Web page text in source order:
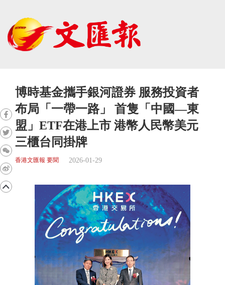
博時基金攜手銀河證券 服務投資者
布局「一帶一路」 首隻「中國—東
盟」ETF在港上市 港幣人民幣美元
三櫃台同掛牌
香港文匯報 要聞 2026-01-29